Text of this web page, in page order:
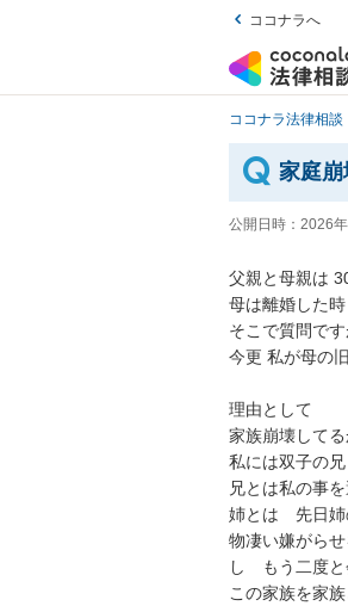
ココナラへ
ココナラ法律相談
家庭
公開日時： 2026
父親と母親は
母は離婚した
そこで質問で
今更 私が母の
理由として
家族崩壊して
私には双子の
兄とは私の事
姉とは　先日
物凄い嫌がら
し　もう二度
この家族を家